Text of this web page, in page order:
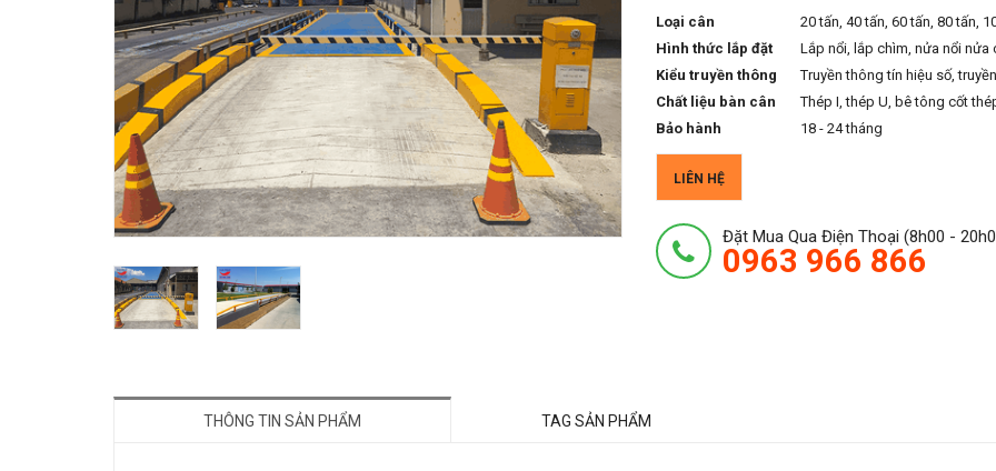
Loại cân
20 tấn, 40 tấn, 60 tấn, 80 tấn,
Hình thức lắp đặt
Lắp nổi, lắp chìm, nửa nổi nửa
Kiểu truyền thông
Truyền thông tín hiệu số,
Chất liệu bàn cân
Thép I, thép U, bê tông cốt
Bảo hành
18 - 24 tháng
LIÊN HỆ
Đặt Mua Qua Điện Thoại (8h00 -
0963 966 866
THÔNG TIN SẢN PHẨM TAG SẢN PHẨM